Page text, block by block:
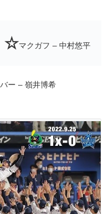
☆マクガフ – 中村悠平
ー – 嶺井博希